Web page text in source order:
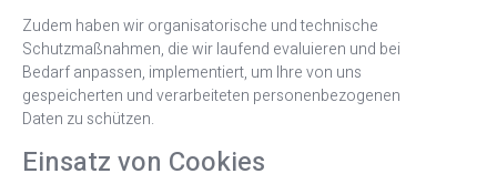
Zudem haben wir organisatorische und technische
Schutzmaßnahmen, die wir laufend evaluieren und bei
Bedarf anpassen, implementiert, um Ihre von uns
gespeicherten und verarbeiteten personenbezogenen
Daten zu schützen.
Einsatz von Cookies